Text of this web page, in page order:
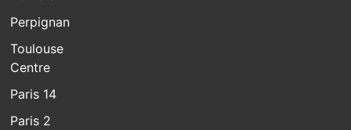
Perpignan
Toulouse
Centre
Paris 14
Paris 2